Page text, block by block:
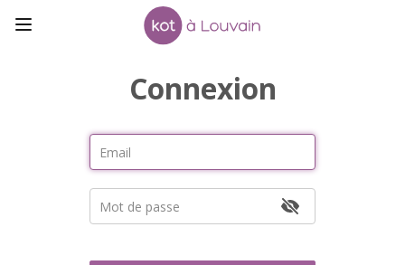
Connexion